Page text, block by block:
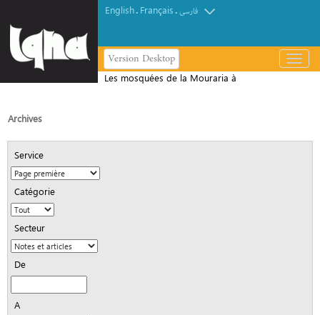
English. Français.فارسی
Version Desktop
باز
و
Les mosquées de la Mouraria à
Archives
Service
Catégorie
Secteur
De
A